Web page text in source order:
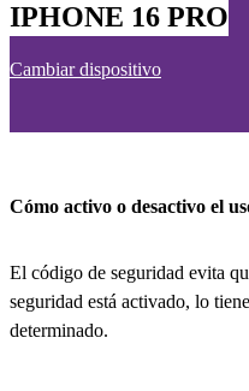
IPHONE 16 PRO
Cambiar dispositivo
Cómo activo o desactivo el
El código de seguridad evita
seguridad está activado, lo
determinado.